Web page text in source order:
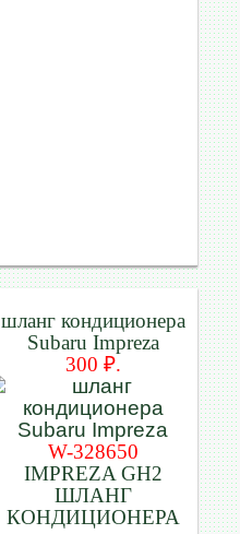
шланг кондиционера
Subaru Impreza
300 ₽.
W-328650
IMPREZA GH2
ШЛАНГ
КОНДИЦИОНЕРА